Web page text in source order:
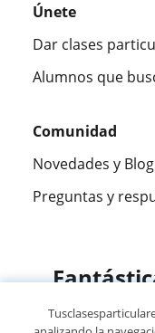
Únete
Dar clases
Alumnos que
Comunidad
Novedades y Blog
Preguntas y
305915